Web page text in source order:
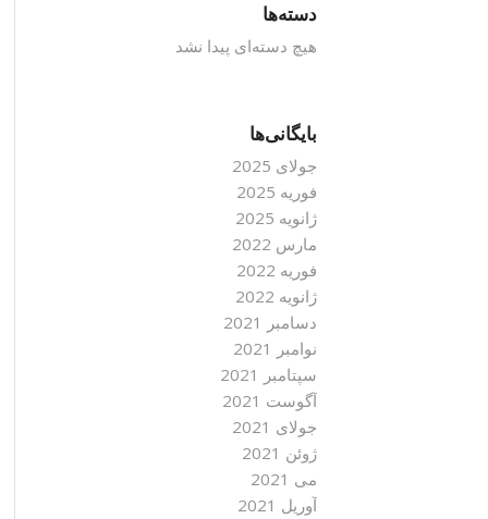
دسته‌ها
هیچ دسته‌ای پیدا نشد
بایگانی‌ها
جولای 2025
فوریه 2025
ژانویه 2025
مارس 2022
فوریه 2022
ژانویه 2022
دسامبر 2021
نوامبر 2021
سپتامبر 2021
آگوست 2021
جولای 2021
ژوئن 2021
می 2021
آوریل 2021